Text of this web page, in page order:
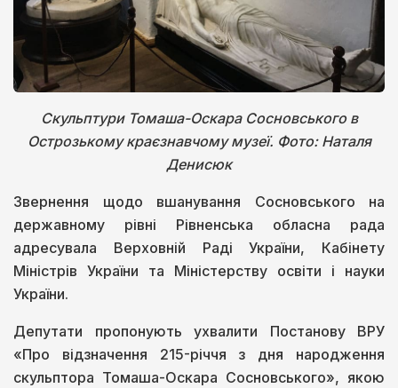
Скульптури Томаша-Оскара Сосновського в
Острозькому краєзнавчому музеї. Фото: Наталя
Денисюк
Звернення щодо вшанування Сосновського на
державному рівні Рівненська обласна рада
адресувала Верховній Раді України, Кабінету
Міністрів України та Міністерству освіти і науки
України.
Депутати пропонують ухвалити Постанову ВРУ
«Про відзначення 215-річчя з дня народження
скульптора Томаша-Оскара Сосновського», якою